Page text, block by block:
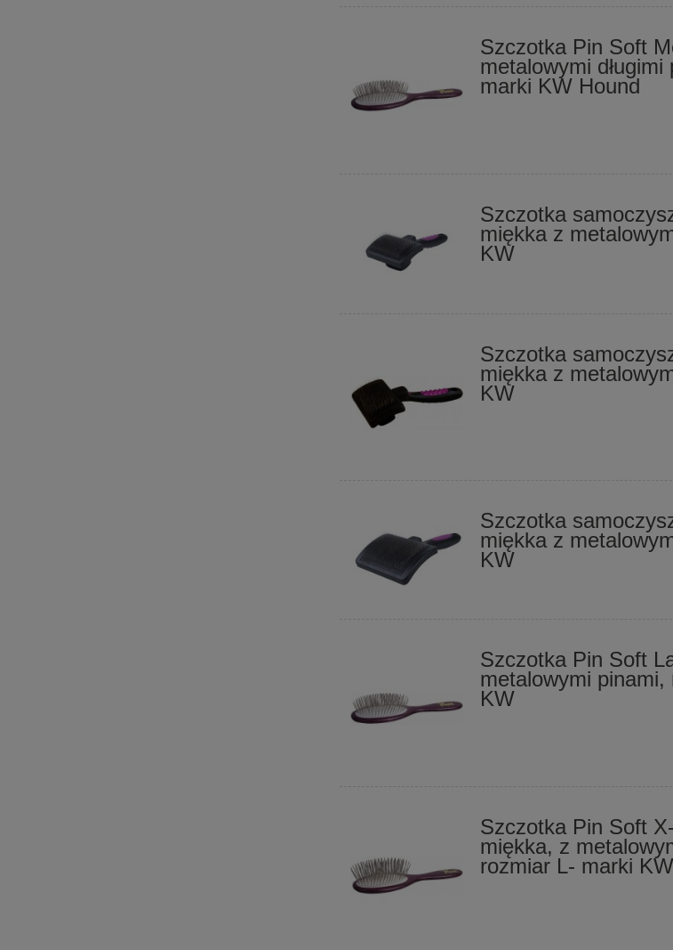
Szczotka Pin Soft
metalowymi
marki KW Hound
Szczotka
miękka z
KW
Szczotka
miękka z
KW
Szczotka
miękka z
KW
Szczotka Pin Soft
metalowymi
KW
Szczotka Pin Soft
miękka, z
rozmiar L- marki KW